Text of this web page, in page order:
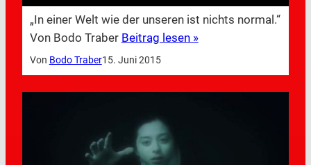
„In einer Welt wie der unseren ist nichts normal.“
Von Bodo Traber Beitrag lesen »
Von Bodo Traber15. Juni 2015